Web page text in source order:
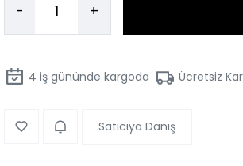
- +
4 iş gününde kargoda Ücretsiz
Satıcıya Danış